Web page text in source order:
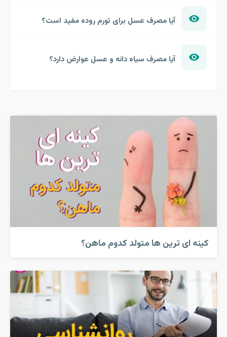
آیا مصرف عسل برای تورم روده مفید است؟
آیا مصرف سیاه دانه و عسل عوارض دارد؟
کینه ای ترین ها متولد کدوم ماهن؟